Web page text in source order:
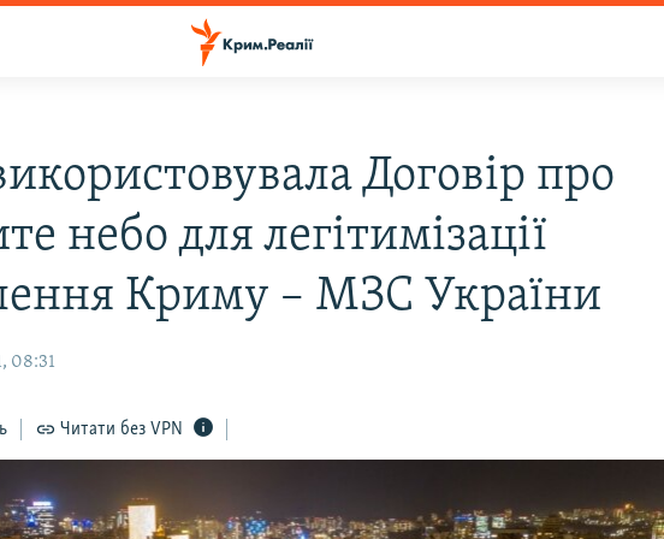
Договір про
небо для легітимізації
Криму – МЗС України
08:31
Читати без VPN